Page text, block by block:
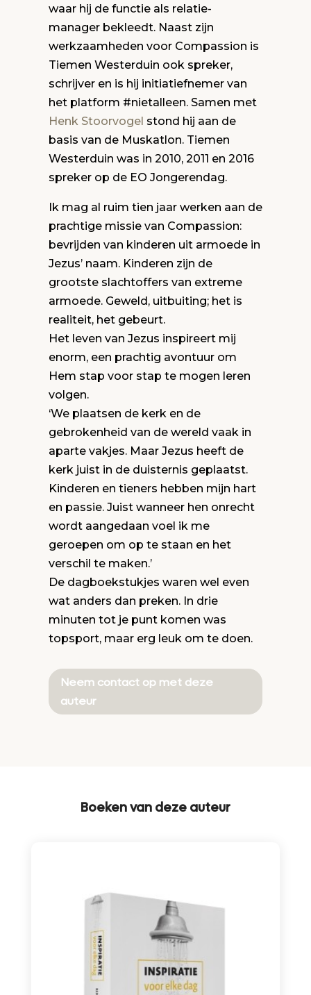
waar hij de functie als relatie-
manager bekleedt. Naast zijn
werkzaamheden voor Compassion is
Tiemen Westerduin ook spreker,
schrijver en is hij initiatiefnemer van
het platform #nietalleen. Samen met
Henk Stoorvogel stond hij aan de
basis van de Muskatlon. Tiemen
Westerduin was in 2010, 2011 en 2016
spreker op de EO Jongerendag.
Ik mag al ruim tien jaar werken aan de
prachtige missie van Compassion:
bevrijden van kinderen uit armoede in
Jezus’ naam. Kinderen zijn de
grootste slachtoffers van extreme
armoede. Geweld, uitbuiting; het is
realiteit, het gebeurt.
Het leven van Jezus inspireert mij
enorm, een prachtig avontuur om
Hem stap voor stap te mogen leren
volgen.
‘We plaatsen de kerk en de
gebrokenheid van de wereld vaak in
aparte vakjes. Maar Jezus heeft de
kerk juist in de duisternis geplaatst.
Kinderen en tieners hebben mijn hart
en passie. Juist wanneer hen onrecht
wordt aangedaan voel ik me
geroepen om op te staan en het
verschil te maken.’
De dagboekstukjes waren wel even
wat anders dan preken. In drie
minuten tot je punt komen was
topsport, maar erg leuk om te doen.
Neem contact op met deze
auteur
Boeken van deze auteur